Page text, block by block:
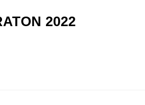
2022